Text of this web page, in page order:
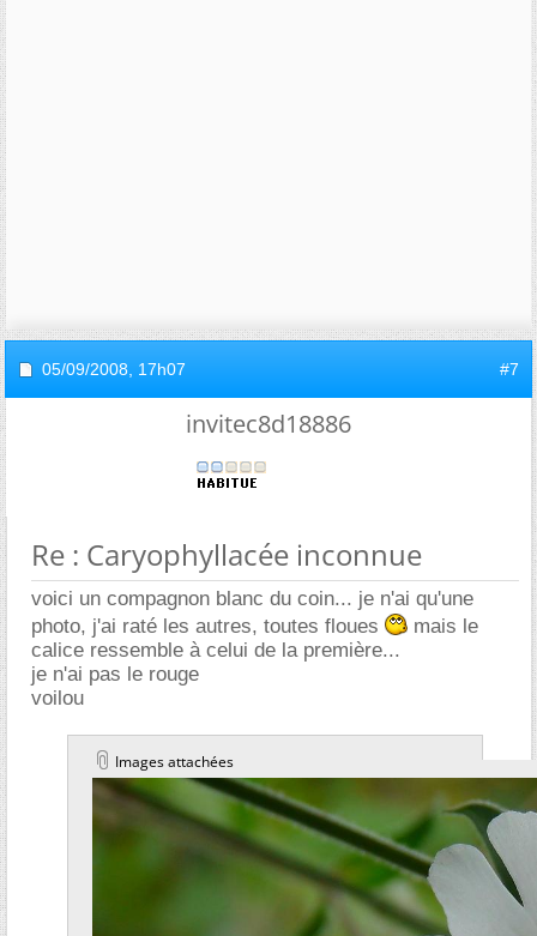
05/09/2008, 17h07 #7
invitec8d18886
Re : Caryophyllacée inconnue
voici un compagnon blanc du coin... je n'ai qu'une
photo, j'ai raté les autres, toutes floues
mais le
calice ressemble à celui de la première...
je n'ai pas le rouge
voilou
Images attachées